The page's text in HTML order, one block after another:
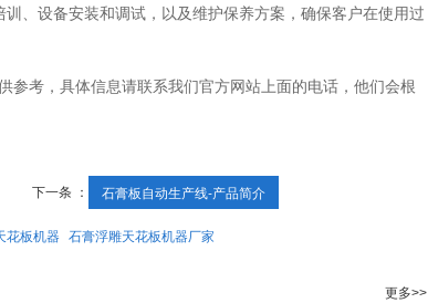
、设备安装和调试，以及维护保养方案，确保客户在使用过
参考，具体信息请联系我们官方网站上面的电话，他们会根
下一条 ： 石膏板自动生产线-产品简介
花板机器 石膏浮雕天花板机器厂家
更多>>